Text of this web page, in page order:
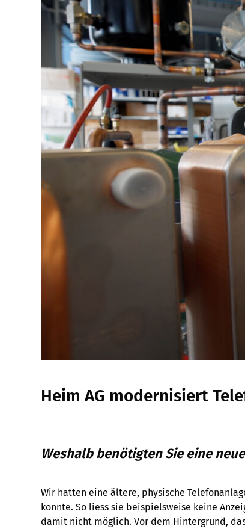
Heim AG modernisiert
Weshalb benötigten Sie eine
Wir hatten eine ältere, physische
konnte. So liess sie beispielsweise keine
damit nicht möglich. Vor dem Hintergrund,